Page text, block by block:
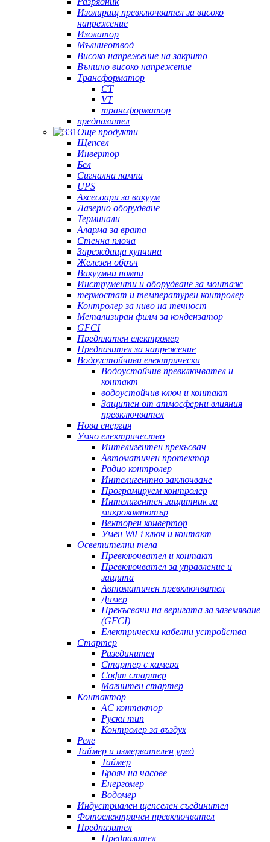
Изолиращ превключвател за високо
напрежение
Изолатор
Мълниеотвод
Високо напрежение на закрито
Външно високо напрежение
Трансформатор
CT
VT
трансформатор
предпазител
Още продукти
Щепсел
Инвертор
Бел
Сигнална лампа
UPS
Аксесоари за вакуум
Лазерно оборудване
Терминали
Аларма за врата
Стенна плоча
Зареждаща купчина
Железен обръч
Вакуумни помпи
Инструменти и оборудване за монтаж
термостат и температурен контролер
Контролер за ниво на течност
Метализиран филм за кондензатор
GFCI
Предплатен електромер
Предпазител за напрежение
Водоустойчиви електрически
Водоустойчив превключвател и
контакт
водоустойчив ключ и контакт
Защитен от атмосферни влияния
превключвател
Нова енергия
Умно електричество
Интелигентен прекъсвач
Автоматичен протектор
Радио контролер
Интелигентно заключване
Програмируем контролер
Интелигентен защитник за
микрокомпютър
Векторен конвертор
Умен WiFi ключ и контакт
Осветителни тела
Превключвател и контакт
Превключвател за управление и
защита
Автоматичен превключвател
Димер
Прекъсвачи на веригата за заземяване
(GFCI)
Електрически кабелни устройства
Стартер
Разединител
Стартер с камера
Софт стартер
Магнитен стартер
Контактор
AC контактор
Руски тип
Контролер за въздух
Реле
Таймер и измервателен уред
Таймер
Брояч на часове
Енергомер
Водомер
Индустриален щепселен съединител
Фотоелектричен превключвател
Предпазител
Предпазител